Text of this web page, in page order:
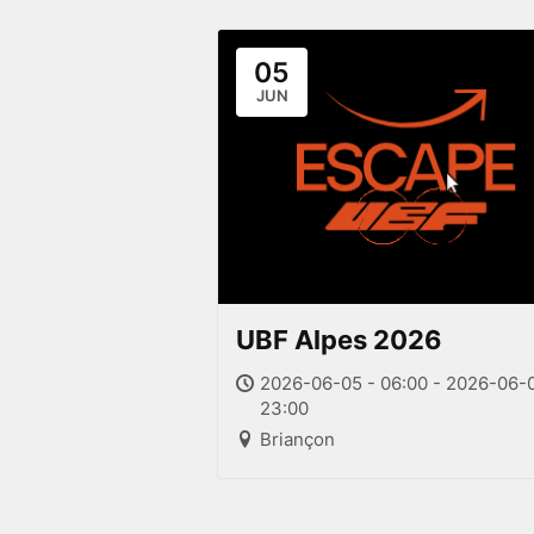
05
JUN
UBF Alpes 2026
2026-06-05 - 06:00 - 2026-06-
23:00
Briançon